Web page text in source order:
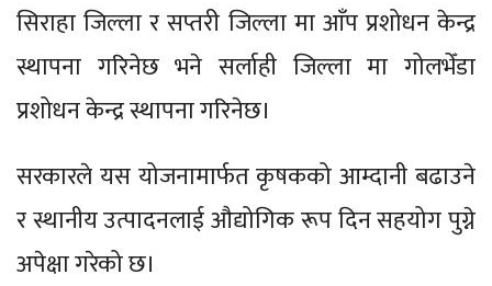
सिराहा जिल्ला र सप्तरी जिल्ला मा आँप प्रशोधन केन्द्र
स्थापना गरिनेछ भने सर्लाही जिल्ला मा गोलभेँडा
प्रशोधन केन्द्र स्थापना गरिनेछ।
सरकारले यस योजनामार्फत कृषकको आम्दानी बढाउने
र स्थानीय उत्पादनलाई औद्योगिक रूप दिन सहयोग पुग्ने
अपेक्षा गरेको छ।